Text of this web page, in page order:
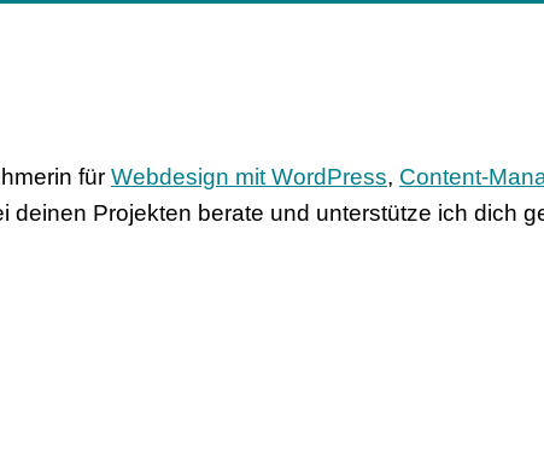
für Webdesign mit WordPress, Content-
deinen Projekten berate und unterstütze ich dich